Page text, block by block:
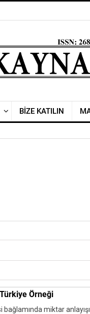
BİZE KATILIN
Örneği
miktar